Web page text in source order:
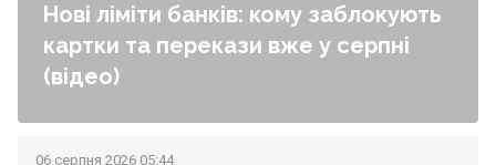
Нові ліміти банків: кому заблокують
картки та перекази вже у серпні
(відео)
06 серпня 2026 05:44